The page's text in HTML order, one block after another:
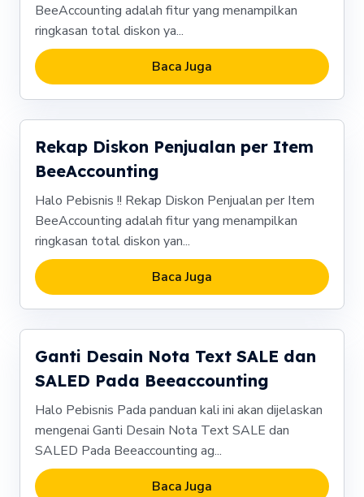
BeeAccounting adalah fitur yang menampilkan
ringkasan total diskon ya...
Baca Juga
Rekap Diskon Penjualan per Item
BeeAccounting
Halo Pebisnis !! Rekap Diskon Penjualan per Item
BeeAccounting adalah fitur yang menampilkan
ringkasan total diskon yan...
Baca Juga
Ganti Desain Nota Text SALE dan
SALED Pada Beeaccounting
Halo Pebisnis Pada panduan kali ini akan dijelaskan
mengenai Ganti Desain Nota Text SALE dan
SALED Pada Beeaccounting ag...
Baca Juga